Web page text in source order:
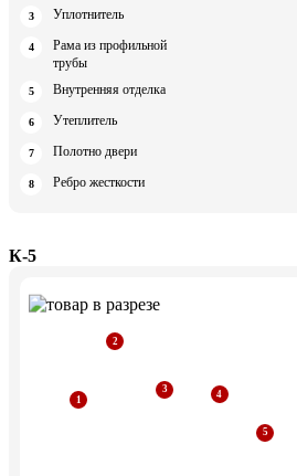
Уплотнитель
Рама из профильной
трубы
Внутренняя отделка
Утеплитель
Полотно двери
Ребро жесткости
К-5